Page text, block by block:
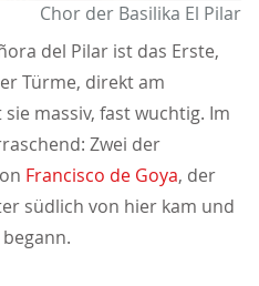
Chor der Basilika El Pilar
del Pilar ist das Erste,
Türme, direkt am
massiv, fast wuchtig. Im
Zwei der
Francisco de Goya, der
südlich von hier kam und